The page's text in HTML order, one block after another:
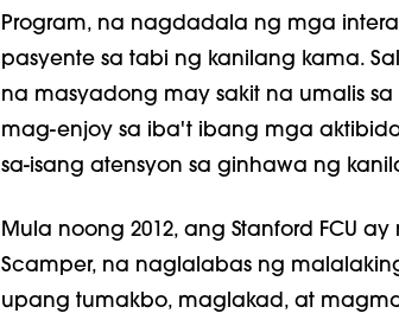
Program, na nagdadala ng mga
pasyente sa tabi ng kanilang kama.
na masyadong may sakit na umalis
mag-enjoy sa iba't ibang mga
sa-isang atensyon sa ginhawa ng
Mula noong 2012, ang Stanford FCU
Scamper, na naglalabas ng
upang tumakbo, maglakad, at